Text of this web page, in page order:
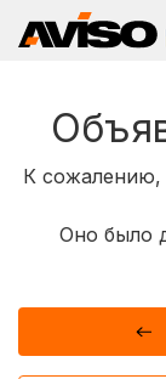
К сожалению,
Оно было